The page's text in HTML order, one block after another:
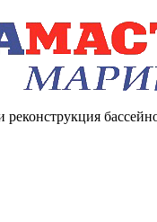
реконструкция